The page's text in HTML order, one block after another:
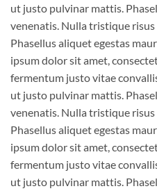
ut justo pulvinar mattis.
venenatis. Nulla tristique
Phasellus aliquet egestas
ipsum dolor sit amet,
fermentum justo vitae
ut justo pulvinar mattis.
venenatis. Nulla tristique
Phasellus aliquet egestas
ipsum dolor sit amet,
fermentum justo vitae
ut justo pulvinar mattis.